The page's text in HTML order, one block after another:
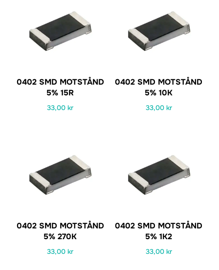
0402 SMD MOTSTÅND
5% 15R
33,00kr
0402 SMD MOTSTÅND
5% 10K
33,00 kr
0402 SMD MOTSTÅND
5% 270K
33,00kr
0402 SMD MOTSTÅND
5% 1K2
33,00 kr